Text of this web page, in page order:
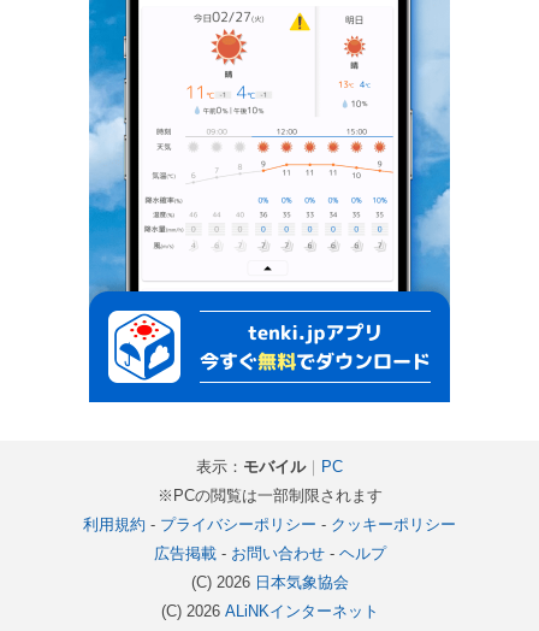
表示： モバイル｜
PC
※PCの閲覧は一部制限されます
利用規約 - プライバシーポリシー - クッキーポリシー
広告掲載- お問い合わせ- ヘルプ
(C) 2026 日本気象協会
(C) 2026 ALiNKインターネット